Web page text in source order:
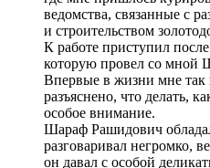
ведомства, связанные с
и строительством
К работе приступил
которую провел со мной
Впервые в жизни мне так
разъяснено, что делать,
особое внимание.
Шараф Рашидович
разговаривал негромко,
он давал с особой